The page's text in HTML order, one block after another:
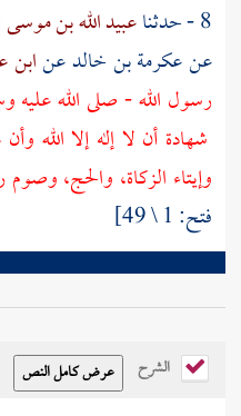
8 - حدثنا
عبيد الله بن موسى
عنعكرمة بن خالدعن
رسول الله - صلى الله
شهادة أن لا إله إلا الله
وإيتاء الزكاة، والحج،
فتح: 1 \ 49]
الشرح